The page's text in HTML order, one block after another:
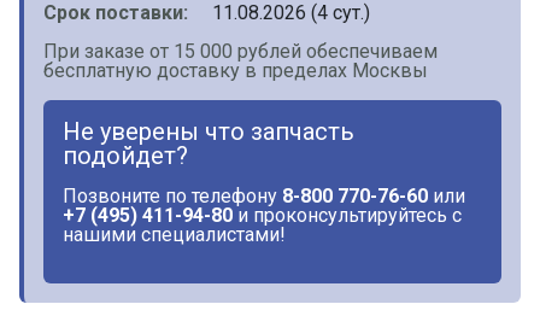
Срок поставки:
11.08.2026 (4 сут.)
При заказе от 15 000 рублей обеспечиваем
бесплатную доставку в пределах Москвы
Не уверены что запчасть
подойдет?
Позвоните по телефону 8-800 770-76-60 или
+7 (495) 411-94-80 и проконсультируйтесь с
нашими специалистами!